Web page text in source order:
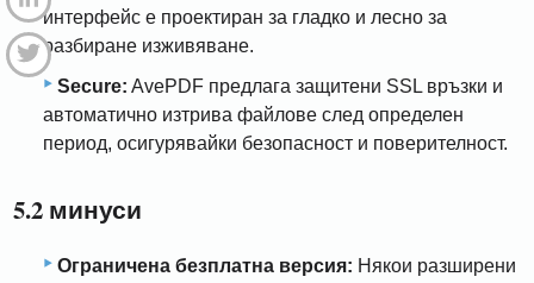
интерфейс е проектиран за гладко и лесно за
разбиране изживяване.
Secure: AvePDF предлага защитени SSL връзки и
автоматично изтрива файлове след определен
период, осигурявайки безопасност и поверителност.
5.2 минуси
Ограничена безплатна версия: Някои разширени